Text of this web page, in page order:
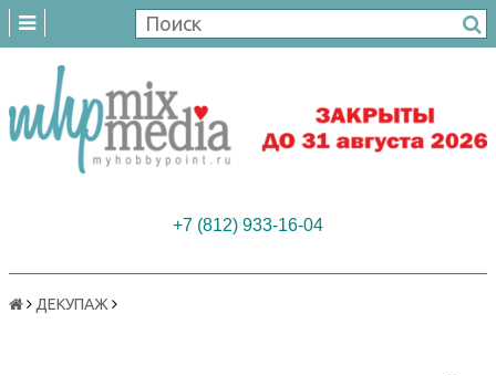
+7 (812) 933-16-04
ДЕКУПАЖ